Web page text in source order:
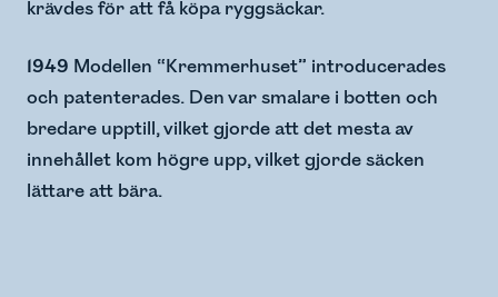
krävdes för att få köpa ryggsäckar.
1949 Modellen “Kremmerhuset” introducerades
och patenterades. Den var smalare i botten och
bredare upptill, vilket gjorde att det mesta av
innehållet kom högre upp, vilket gjorde säcken
lättare att bära.